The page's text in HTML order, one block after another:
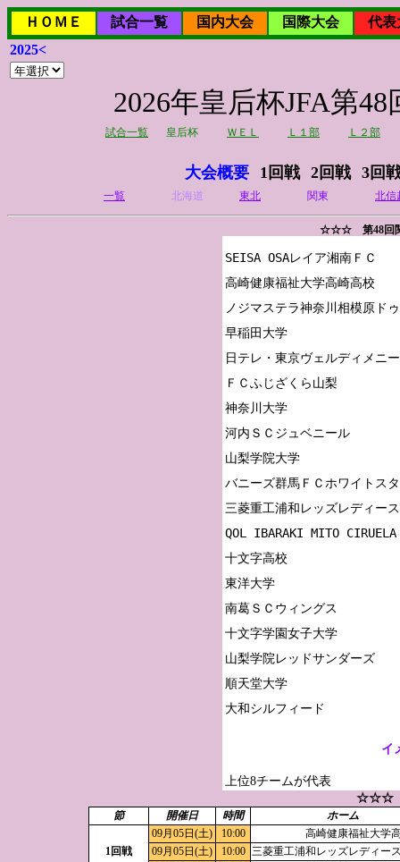
ＨＯＭＥ 試合一覧 国内大会 国際大会
代表
2025<
2026年皇后杯JFA第
試合一覧 皇后杯 ＷＥＬ Ｌ１部 Ｌ２部
大会概要 1回戦 2回戦 3回
一覧 北海道 東北 関東 北信
☆☆☆ 第48回
SEISA OSAレイア湘南ＦＣ
高崎健康福祉大学高崎高校
ノジマステラ神奈川相模原ド
早稲田大学
日テレ・東京ヴェルディメニ
ＦＣふじざくら山梨
神奈川大学
河内ＳＣジュベニール
山梨学院大学
バニーズ群馬ＦＣホワイトス
三菱重工浦和レッズレディー
QOL IBARAKI MITO CIRUELA
十文字高校
東洋大学
南葛ＳＣウィングス
十文字学園女子大学
山梨学院レッドサンダーズ
順天堂大学
イ
上位8チームが代表
☆☆☆
節 開催日 時間 ホーム
1回戦
09月05日(土) 10:00
高崎健康福祉大学
09月05日(土)
10:00 三菱重工浦和レッズレディー